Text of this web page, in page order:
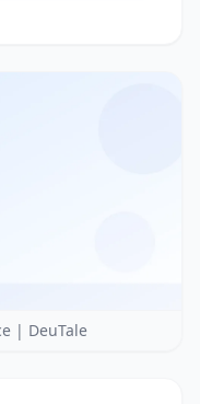
| DeuTale